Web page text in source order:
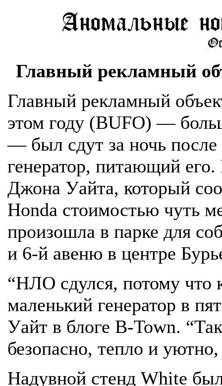
Главный рекламный
Главный рекламный
этом году (BUFO) —
— был сдут за ночь
генератор, питающий
Джона Уайта, который
Honda стоимостью чуть
произошла в парке для
и 6-й авеню в центре
“НЛО сдулся, потому что
маленький генератор в
Уайт в блоге B-Town.
безопасно, тепло и
Надувной стенд White